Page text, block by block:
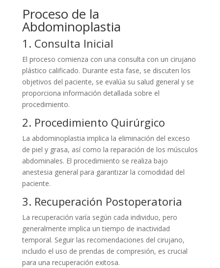
Proceso de la
Abdominoplastia
1. Consulta Inicial
El proceso comienza con una consulta con un cirujano
plástico calificado. Durante esta fase, se discuten los
objetivos del paciente, se evalúa su salud general y se
proporciona información detallada sobre el
procedimiento.
2. Procedimiento Quirúrgico
La abdominoplastia implica la eliminación del exceso
de piel y grasa, así como la reparación de los músculos
abdominales. El procedimiento se realiza bajo
anestesia general para garantizar la comodidad del
paciente.
3. Recuperación Postoperatoria
La recuperación varía según cada individuo, pero
generalmente implica un tiempo de inactividad
temporal. Seguir las recomendaciones del cirujano,
incluido el uso de prendas de compresión, es crucial
para una recuperación exitosa.